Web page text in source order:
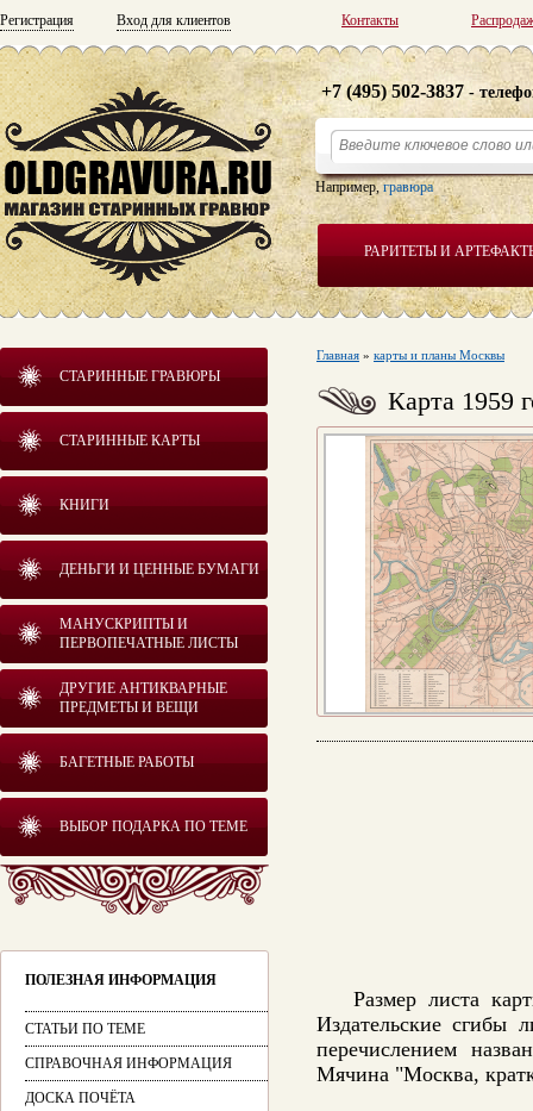
Регистрация Вход для клиентов Контакты
РАРИТЕТЫ И
+7 (495) 502-3837 -
Например,гравюра
СТАРИННЫЕ ГРАВЮРЫ
СТАРИННЫЕ КАРТЫ
КНИГИ
ДЕНЬГИ И ЦЕННЫЕ БУМАГИ
МАНУСКРИПТЫ И
ПЕРВОПЕЧАТНЫЕ ЛИСТЫ
ДРУГИЕ АНТИКВАРНЫЕ
ПРЕДМЕТЫ И ВЕЩИ
БАГЕТНЫЕ РАБОТЫ
ВЫБОР ПОДАРКА ПО ТЕМЕ
ПОЛЕЗНАЯ ИНФОРМАЦИЯ
СТАТЬИ ПО ТЕМЕ
СПРАВОЧНАЯ ИНФОРМАЦИЯ
ДОСКА ПОЧЁТА
Главная » карты и планы Москвы
Карта 1959
Размер листа
Издательские сгибы
перечислением
Мячина "Москва,